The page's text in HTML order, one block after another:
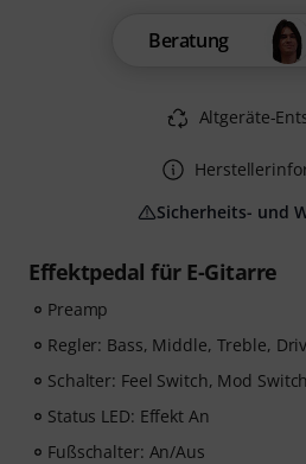
Effektpedal für E-Gitarre
Preamp
Regler: Bass, Middle, Treble,
Schalter: Feel Switch, Mod
Status LED: Effekt An
Fußschalter: An/Aus
Beratung
Altgeräte-
Sicherheits- und